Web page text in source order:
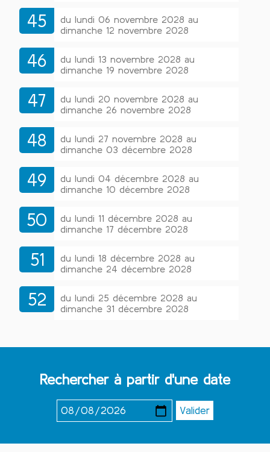
45
du lundi 06 novembre 2028 au
dimanche 12 novembre 2028
46
du lundi 13 novembre 2028 au
dimanche 19 novembre 2028
47
du lundi 20 novembre 2028 au
dimanche 26 novembre 2028
48
du lundi 27 novembre 2028 au
dimanche 03 décembre 2028
49
du lundi 04 décembre 2028 au
dimanche 10 décembre 2028
50
du lundi 11 décembre 2028 au
dimanche 17 décembre 2028
51
du lundi 18 décembre 2028 au
dimanche 24 décembre 2028
52
du lundi 25 décembre 2028 au
dimanche 31 décembre 2028
Rechercher à partir d'une date